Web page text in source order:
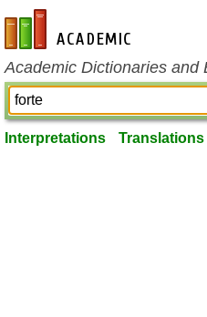
en-academic.com
Academic Dictionaries and
Interpretations Translations